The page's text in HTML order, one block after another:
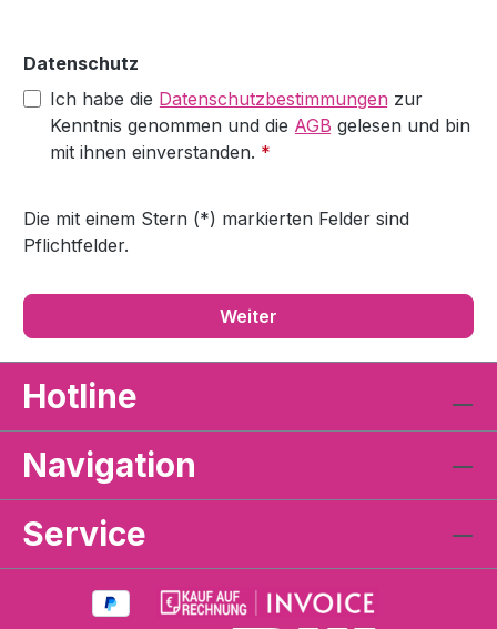
Datenschutz
Ich habe die Datenschutzbestimmungen zur
Kenntnis genommen und die AGB gelesen und bin
mit ihnen einverstanden. *
Die mit einem Stern (*) markierten Felder sind
Pflichtfelder.
Weiter
Hotline
Navigation
Service